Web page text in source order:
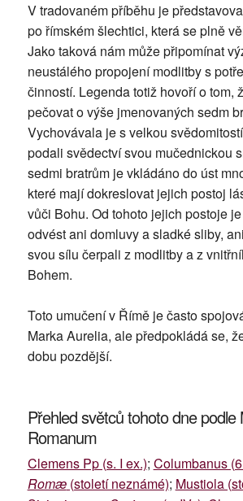
V tradovaném příběhu je
po římském šlechtici, která se plně
Jako taková nám může připomínat
neustálého propojení modlitby s
činností. Legenda totiž hovoří o tom,
pečovat o výše jmenovaných sedm
Vychovávala je s velkou
podali svědectví svou mučednickou
sedmi bratrům je vkládáno do úst
které mají dokreslovat jejich postoj
vůči Bohu. Od tohoto jejich postoje
odvést ani domluvy a sladké sliby,
svou sílu čerpali z modlitby a z
Bohem.
Toto umučení v Římě je často
Marka Aurelia, ale předpokládá se,
dobu pozdější.
Přehled světců tohoto dne
Romanum
Clemens Pp (s. I ex.); Columbanus
Romæ(století neznámé); Mustiola